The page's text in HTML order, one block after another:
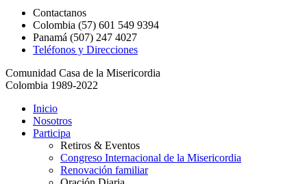
Contactanos
Colombia (57) 601 549 9394
Panamá (507) 247 4027
Teléfonos y Direcciones
Comunidad Casa de la Misericordia
Colombia 1989-2022
Inicio
Nosotros
Participa
Retiros & Eventos
Congreso Internacional de la Misericordia
Renovación familiar